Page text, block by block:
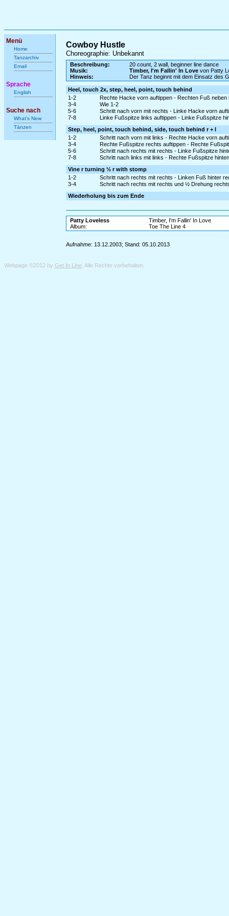
Menü
Home
Tanzarchiv
Email
Sprache
English
Suche nach
What's New
Tänzen
Cowboy Hustle
Choreographie: Unbekannt
Beschreibung:
20 count, 2 wall, beginner line dance
Musik:
Timber, I'm Fallin' In Lovevon Patty
Hinweis:
Der Tanz beginnt mit dem Einsatz des
Heel, touch 2x, step, heel, point, touch behind
1-2
Rechte Hacke vorn auftippen - Rechten Fuß neben
3-4
Wie 1-2
5-6
Schritt nach vorn mit rechts - Linke Hacke vorn
7-8
Linke Fußspitze links auftippen - Linke Fußspitze
Step, heel, point, touch behind, side, touch behind r + l
1-2
Schritt nach vorn mit links - Rechte Hacke vorn
3-4
Rechte Fußspitze rechts auftippen - Rechte
5-6
Schritt nach rechts mit rechts - Linke Fußspitze
7-8
Schritt nach links mit links - Rechte Fußspitze
Vine r turning ½ r with stomp
1-2
Schritt nach rechts mit rechts - Linken Fuß hinter
3-4
Schritt nach rechts mit rechts und ½ Drehung
Wiederholung bis zum Ende
Patty Loveless
Timber, I'm Fallin' In Love
Album:
Toe The Line 4
Aufnahme: 13.12.2003; Stand: 05.10.2013
Webpage ©2012 by Get In Line . Alle Rechte vorbehalten.